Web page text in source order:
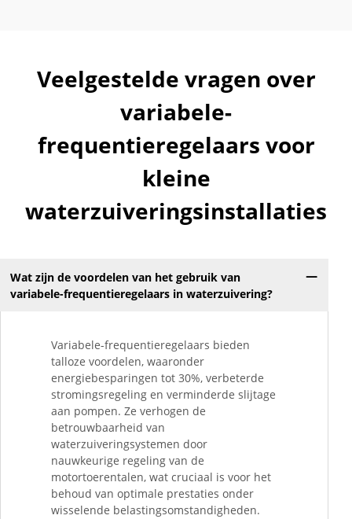
Veelgestelde vragen over
variabele-
frequentieregelaars voor
kleine
waterzuiveringsinstallaties
Wat zijn de voordelen van het gebruik van
variabele-frequentieregelaars in waterzuivering?
Variabele-frequentieregelaars bieden
talloze voordelen, waaronder
energiebesparingen tot 30%, verbeterde
stromingsregeling en verminderde slijtage
aan pompen. Ze verhogen de
betrouwbaarheid van
waterzuiveringsystemen door
nauwkeurige regeling van de
motortoerentalen, wat cruciaal is voor het
behoud van optimale prestaties onder
wisselende belastingsomstandigheden.